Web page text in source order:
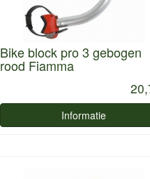
Bike block pro 3 gebogen
rood Fiamma
Informatie